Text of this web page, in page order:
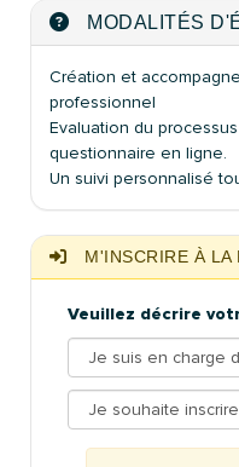
MODALITÉS
Création et
professionnel
Evaluation du
questionnaire en ligne.
Un suivi personnalisé
M'INSCRIRE À LA
Veuillez décrire